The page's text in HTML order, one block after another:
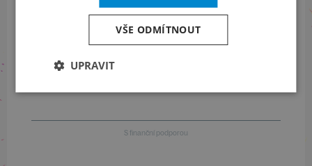
Informace o programu
+420 257 310 414
S finanční podporou
VŠE ODMÍTNOUT
UPRAVIT